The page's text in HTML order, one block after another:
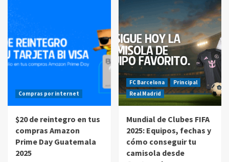
Compras por internet
$20 de reintegro en tus
compras Amazon
Prime Day Guatemala
2025
FC Barcelona
Principal
Real Madrid
Mundial de Clubes FIFA
2025: Equipos, fechas y
cómo conseguir tu
camisola desde